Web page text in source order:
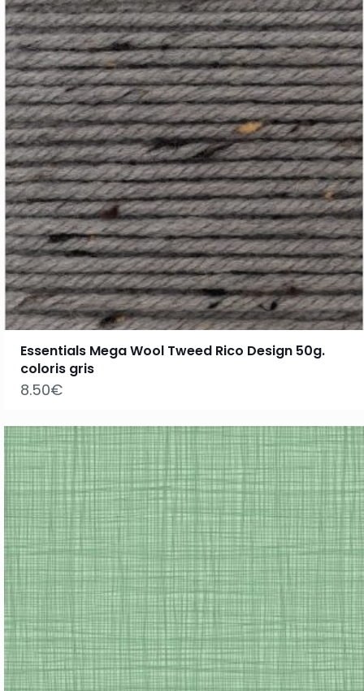
Essentials Mega Wool Tweed Rico Design 50g.
coloris gris
8.50€